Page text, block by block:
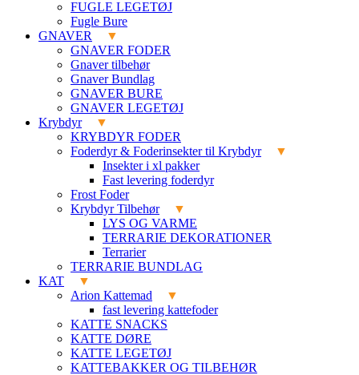
FUGLE LEGETØJ
Fugle Bure
GNAVER
GNAVER FODER
Gnaver tilbehør
Gnaver Bundlag
GNAVER BURE
GNAVER LEGETØJ
Krybdyr
KRYBDYR FODER
Foderdyr & Foderinsekter til Krybdyr
Insekter i xl pakker
Fast levering foderdyr
Frost Foder
Krybdyr Tilbehør
LYS OG VARME
TERRARIE DEKORATIONER
Terrarier
TERRARIE BUNDLAG
KAT
Arion Kattemad
fast levering kattefoder
KATTE SNACKS
KATTE DØRE
KATTE LEGETØJ
KATTEBAKKER OG TILBEHØR